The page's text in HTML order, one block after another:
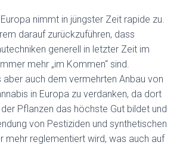
L
nimmt in jüngster Zeit rapide zu.
darauf zurückzuführen, dass
generell in letzter Zeit im
mehr „im Kommen“ sind.
aber auch dem vermehrten Anbau von
in Europa zu verdanken, da dort
Pflanzen das höchste Gut bildet und
von Pestiziden und synthetischen
mehr reglementiert wird, was auch auf